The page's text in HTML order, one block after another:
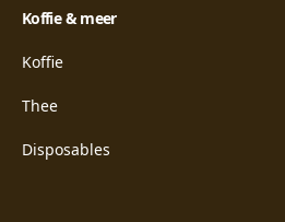
Koffie & meer
Koffie
Thee
Disposables